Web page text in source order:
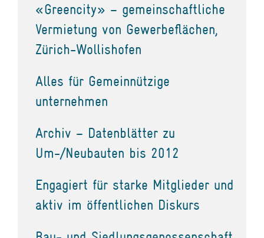
«Greencity» – gemeinschaftliche
Vermietung von Gewerbeflächen,
Zürich-Wollishofen
Alles für Gemeinnützige
unternehmen
Archiv – Datenblätter zu
Um-/Neubauten bis 2012
Engagiert für starke Mitglieder und
aktiv im öffentlichen Diskurs